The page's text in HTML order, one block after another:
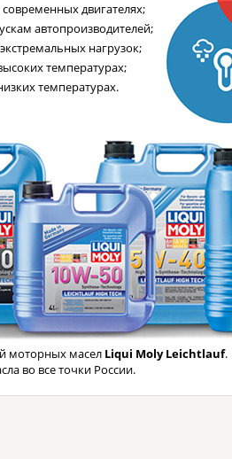
двигателях;
автопроизводителей;
нагрузок;
температурах;
температурах.
моторных масел Liqui Moly Leichtlauf.
во все точки России.